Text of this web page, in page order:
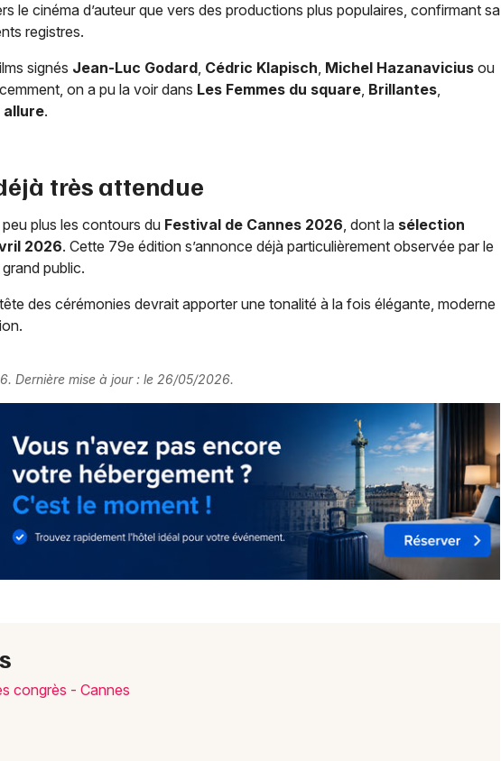
le cinéma d’auteur que vers des productions plus populaires, confirmant sa
registres.
signés Jean-Luc Godard, Cédric Klapisch, Michel Hazanavicius ou
on a pu la voir dans Les Femmes du square, Brillantes,
.
très attendue
plus les contours du Festival de Cannes 2026, dont la sélection
2026. Cette 79e édition s’annonce déjà particulièrement observée par le
public.
des cérémonies devrait apporter une tonalité à la fois élégante, moderne
Dernière mise à jour : le 26/05/2026.
congrès - Cannes